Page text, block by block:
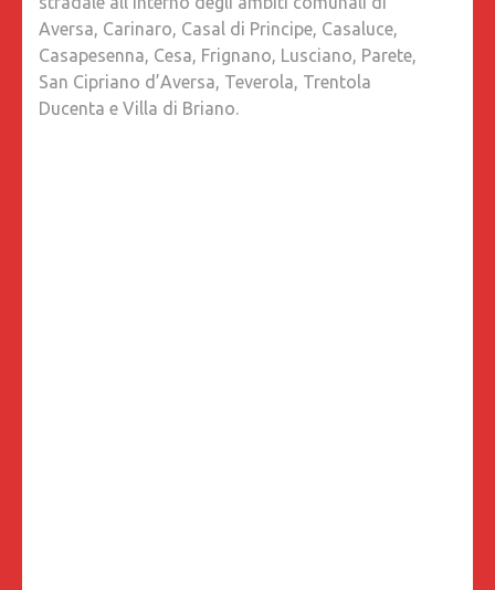
Aversa, Carinaro, Casal di Principe, Casaluce,
Casapesenna, Cesa, Frignano, Lusciano, Parete,
San Cipriano d’Aversa, Teverola, Trentola
Ducenta e Villa di Briano.